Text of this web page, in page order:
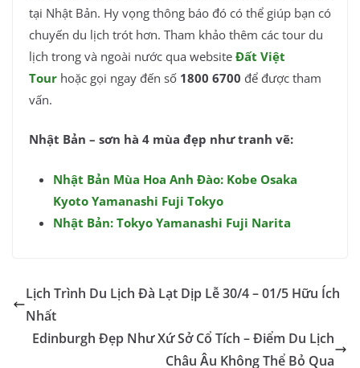
tại Nhật Bản. Hy vọng thông báo đó có thể giúp bạn có
chuyến du lịch trót hơn. Tham khảo thêm các tour du
lịch trong và ngoài nước qua website Đất Việt
Tour hoặc gọi ngay đến số 1800 6700 để được tham
vấn.
Nhật Bản – sơn hà 4 mùa đẹp như tranh vẽ:
Nhật Bản Mùa Hoa Anh Đào: Kobe Osaka
Kyoto Yamanashi Fuji Tokyo
Nhật Bản: Tokyo Yamanashi Fuji Narita
Lịch Trình Du Lịch Đà Lạt Dịp Lễ 30/4 – 01/5 Hữu Ích
Nhất
Edinburgh Đẹp Như Xứ Sở Cổ Tích – Điểm Du Lịch
Châu Âu Không Thể Bỏ Qua